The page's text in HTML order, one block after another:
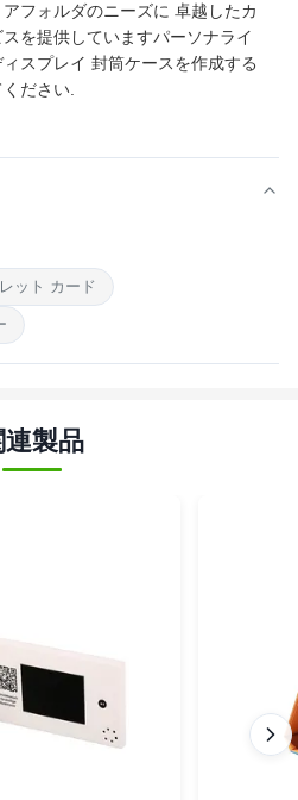
フォルダのニーズに 卓越したカ
を提供していますパーソナライ
スプレイ 封筒ケースを作成する
ださい.
ット カード
連製品